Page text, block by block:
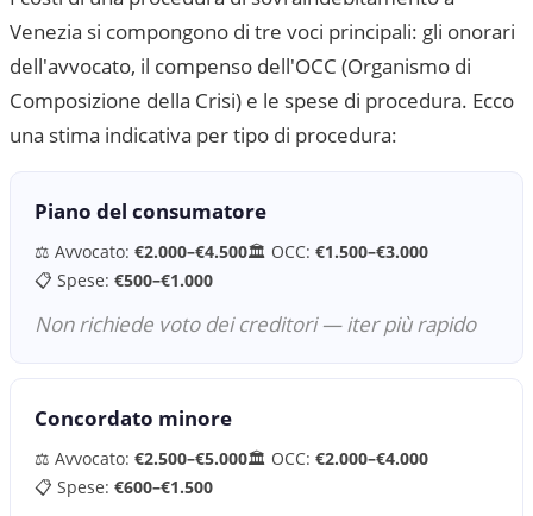
Venezia si compongono di tre voci principali: gli onorari
dell'avvocato, il compenso dell'OCC (Organismo di
Composizione della Crisi) e le spese di procedura. Ecco
una stima indicativa per tipo di procedura:
Piano del consumatore
⚖️ Avvocato: €2.000–€4.500🏛 OCC: €1.500–€3.000
📋 Spese: €500–€1.000
Non richiede voto dei creditori — iter più rapido
Concordato minore
⚖️ Avvocato: €2.500–€5.000🏛 OCC: €2.000–€4.000
📋 Spese: €600–€1.500